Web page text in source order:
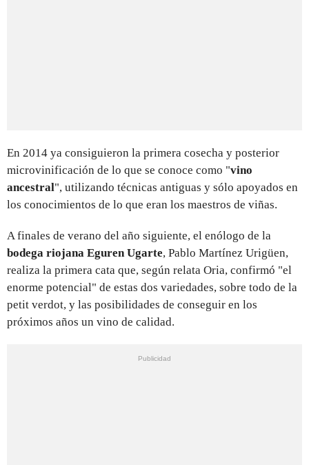
En 2014 ya consiguieron la primera cosecha y posterior
microvinificación de lo que se conoce como "vino
ancestral", utilizando técnicas antiguas y sólo apoyados en
los conocimientos de lo que eran los maestros de viñas.
A finales de verano del año siguiente, el enólogo de la
bodega riojana Eguren Ugarte, Pablo Martínez Urigüen,
realiza la primera cata que, según relata Oria, confirmó "el
enorme potencial" de estas dos variedades, sobre todo de la
petit verdot, y las posibilidades de conseguir en los
próximos años un vino de calidad.